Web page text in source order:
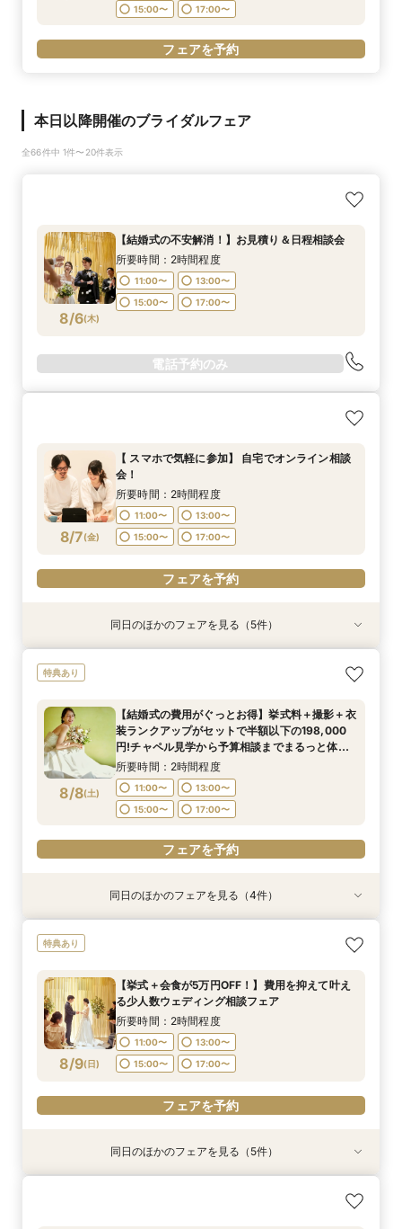
15:00〜
17:00〜
フェアを予約
本日以降開催のブライダルフェア
全66件中 1件〜20件表示
8/6(木)
【結婚式の不安解消！】お見積り＆日程相談会
所要時間：2時間程度
11:00〜
13:00〜
15:00〜
17:00〜
電話予約のみ
8/7(金)
【 スマホで気軽に参加】 自宅でオンライン相談
会！
所要時間：2時間程度
11:00〜
13:00〜
15:00〜
17:00〜
フェアを予約
8/7(
【挙式＋会食が5万円OFF！】費用を抑えて叶え
11:00〜
13:00〜
15:00〜
17:00〜
フェアを予約
8/7(
【期間限定】50％OFF★チャペルフォトキャン
11:00〜
13:00〜
15:00〜
17:00〜
フェアを予約
8/7(
11:00〜
13:00〜
15:00〜
17:00〜
フェアを予約
8/7(
【結婚式の費用がぐっとお得】挙式料＋撮影＋衣
BIGフェア
所要時間：2時間程度
11:00〜
13:00〜
15:00〜
17:00〜
フェアを予約
8/7(
【和婚フェア｜挙式料半額特典】和装×チャペル
11:00〜
13:00〜
15:00〜
17:00〜
フェアを予約
同日のほかのフェアを見る（5件）
特典あり
8/8(土)
【結婚式の費用がぐっとお得】挙式料＋撮影＋衣
装ランクアップがセットで半額以下の198,000
円!チャペル見学から予算相談までまるっと体験
BIGフェア
所要時間：2時間程度
11:00〜
13:00〜
15:00〜
17:00〜
フェアを予約
8/8(土)
【挙式＋会食が5万円OFF！】費用を抑えて叶え
11:00〜
13:00〜
15:00〜
17:00〜
フェアを予約
8/8(土)
【期間限定】50％OFF★チャペルフォトキャン
11:00〜
13:00〜
15:00〜
17:00〜
フェアを予約
8/8(土)
11:00〜
13:00〜
15:00〜
17:00〜
フェアを予約
8/8(土)
【和婚フェア｜挙式料半額特典】和装×チャペル
11:00〜
13:00〜
15:00〜
17:00〜
フェアを予約
同日のほかのフェアを見る（4件）
特典あり
8/9(日)
【挙式＋会食が5万円OFF！】費用を抑えて叶え
る少人数ウェディング相談フェア
所要時間：2時間程度
11:00〜
13:00〜
15:00〜
17:00〜
フェアを予約
【期間限定】50％OFF★チャペルフォトキャン
【 スマホで気軽に参加】 自宅でオンライン相談
【結婚式の費用がぐっとお得】挙式料＋撮影＋衣
【和婚フェア｜挙式料半額特典】和装×チャペル
同日のほかのフェアを見る（5件）